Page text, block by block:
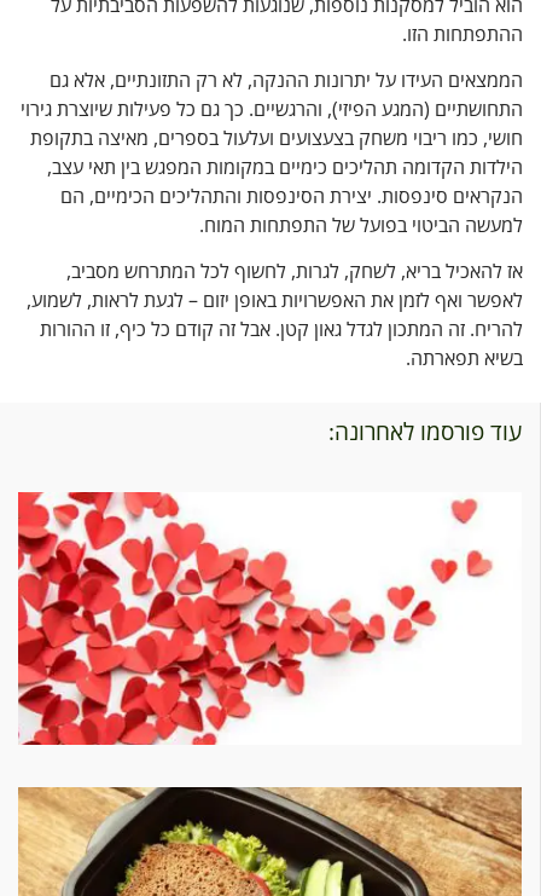
ההתפתחות הזו.
הממצאים העידו על יתרונות ההנקה, לא רק התזונתיים, אלא גם
התחושתיים (המגע הפיזי), והרגשיים. כך גם כל פעילות שיוצרת גירוי
חושי, כמו ריבוי משחק בצעצועים ועלעול בספרים, מאיצה בתקופת
הילדות הקדומה תהליכים כימיים במקומות המפגש בין תאי עצב,
הנקראים סינפסות. יצירת הסינפסות והתהליכים הכימיים, הם
למעשה הביטוי בפועל של התפתחות המוח.
אז להאכיל בריא, לשחק, לגרות, לחשוף לכל המתרחש מסביב,
לאפשר ואף לזמן את האפשרויות באופן יזום – לגעת לראות, לשמוע,
להריח. זה המתכון לגדל גאון קטן. אבל זה קודם כל כיף, זו ההורות
בשיא תפארתה.
עוד פורסמו לאחרונה: